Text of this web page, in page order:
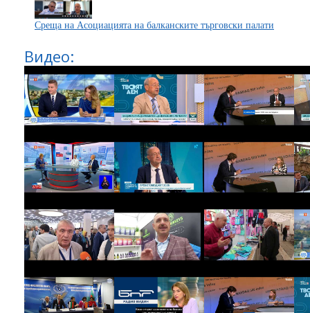
Среща на Асоциацията на балканските търговски палати
Видео: